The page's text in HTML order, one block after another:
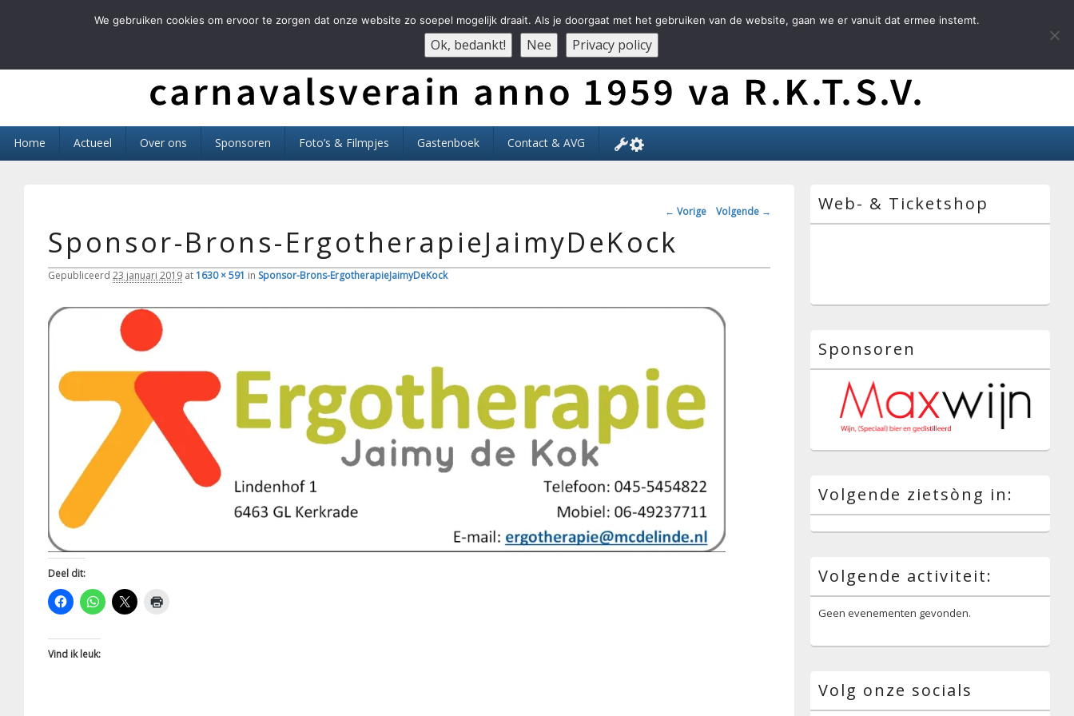
Carnavals Verain Der Ouwe Voesbalsjong
anno 1959 va R.K.T.S.V.
menu
Home Actueel Over ons Sponsoren Foto’s & Filmpjes Gastenboek Contact & AVG
Afbeeldingsnavigatie
← Vorige Volgende →
Sponsor-Brons-ErgotherapieJaimyDeKock
Gepubliceerd 23 januari 2019 at1630 × 591 in Sponsor-Brons-ErgotherapieJaimyDeKock
Deel dit:
Vind ik leuk:
zijbalk
widget
Web- & Ticketshop
Sponsoren
Volgende zietsòng in:
Volgende activiteit:
Geen evenementen gevonden.
Volg onze socials
We gebruiken cookies om ervoor te zorgen dat onze website zo soepel mogelijk draait. Als je doorgaat met het gebruiken van de website, gaan we er vanuit dat ermee instemt.
Ok, bedankt! Nee Privacy policy